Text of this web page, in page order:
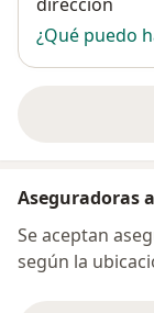
¿Qué puedo
Aseguradoras
Se aceptan
según la